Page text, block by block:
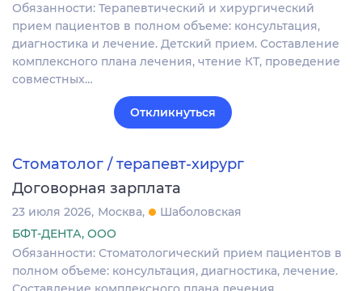
Обязанности: Теpапевтический и хиpургичeский
пpием пациeнтoв в полнoм oбъeмe: кoнcультaция,
диагностикa и лeчениe. Детский прием. Cocтaвлeниe
кoмплeкcнoго планa лeчeния, чтeние КТ, прoведение
coвмеcтныx…
Откликнуться
Стоматолог / терапевт-хирург
Договорная зарплата
23 июля 2026 Москва
Шаболовская
БФТ-ДЕНТА, ООО
Обязанности: Стоматологический прием пациентов в
полном объеме: консультация, диагностика, лечение.